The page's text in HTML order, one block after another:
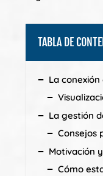
TABLA DE
La
La gestión
Consejos
Motivación
Cómo